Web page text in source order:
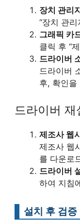
장치 관리
“장치 관
그래픽 카
클릭 후 “
드라이버
드라이버
후, 확인을
드라이버 재
제조사 웹
제조사 웹
를 다운로
드라이버
하여 지침
설치 후 검증